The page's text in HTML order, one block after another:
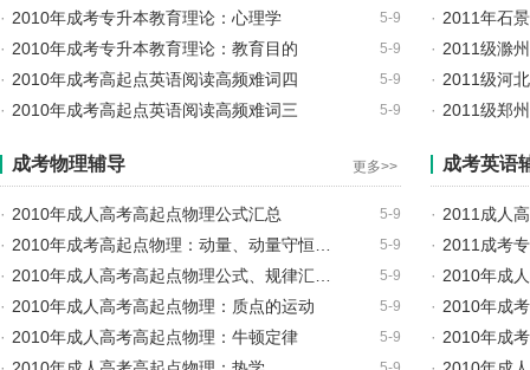
5-9
· 2010年成考专升本教育理论：心理学
5-9
· 2010年成考专升本教育理论：教育目的
5-9
· 2010年成考高起点英语阅读高频难词四
5-9
· 2010年成考高起点英语阅读高频难词三
· 2011年石
· 2011级滁
· 2011级河
· 2011级郑
成考物理辅导 更多>>
5-9
· 2010年成人高考高起点物理公式汇总
5-9
· 2010年成考高起点物理：动量、动量守恒…
5-9
· 2010年成人高考高起点物理公式、规律汇…
5-9
· 2010年成人高考高起点物理：质点的运动
5-9
· 2010年成人高考高起点物理：牛顿定律
成考英语
· 2011成人
· 2011成考
· 2010年成
· 2010年成
· 2010年成